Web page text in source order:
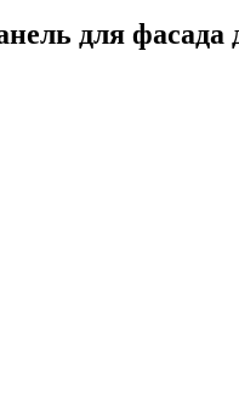
для